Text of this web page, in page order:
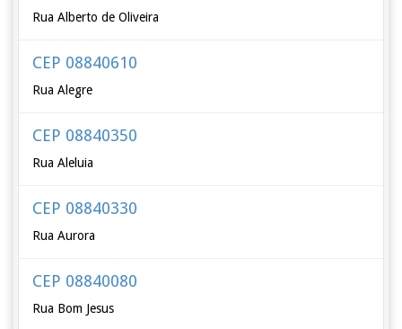
Rua Alberto de Oliveira
CEP 08840610
Rua Alegre
CEP 08840350
Rua Aleluia
CEP 08840330
Rua Aurora
CEP 08840080
Rua Bom Jesus